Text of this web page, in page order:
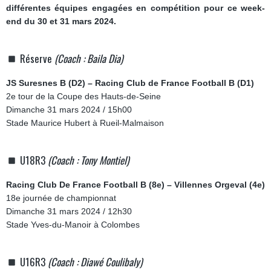
différentes équipes engagées en compétition pour ce week-
end du 30 et 31 mars 2024.
Réserve (Coach : Baila Dia)
JS Suresnes B (D2) – Racing Club de France Football B (D1)
2e tour de la Coupe des Hauts-de-Seine
Dimanche 31 mars 2024 / 15h00
Stade Maurice Hubert à Rueil-Malmaison
U18R3 (Coach : Tony Montiel)
Racing Club De France Football B (8e) – Villennes Orgeval (4e)
18e journée de championnat
Dimanche 31 mars 2024 / 12h30
Stade Yves-du-Manoir à Colombes
U16R3 (Coach : Diawé Coulibaly)